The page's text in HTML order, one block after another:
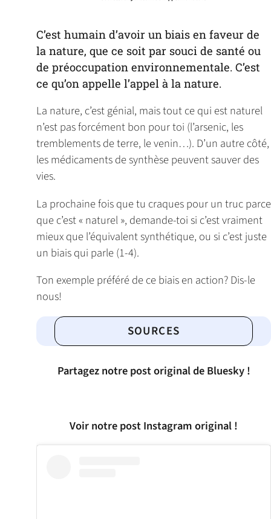
C’est humain d’avoir un biais en faveur de
la nature, que ce soit par souci de santé ou
de préoccupation environnementale. C’est
ce qu’on appelle l’appel à la nature.
La nature, c’est génial, mais tout ce qui est naturel
n’est pas forcément bon pour toi (l’arsenic, les
tremblements de terre, le venin…). D’un autre côté,
les médicaments de synthèse peuvent sauver des
vies.
La prochaine fois que tu craques pour un truc parce
que c’est « naturel », demande-toi si c’est vraiment
mieux que l’équivalent synthétique, ou si c’est juste
un biais qui parle (1-4).
Ton exemple préféré de ce biais en action? Dis-le
nous!
SOURCES
Partagez notre post original de Bluesky !
Voir notre post Instagram original !